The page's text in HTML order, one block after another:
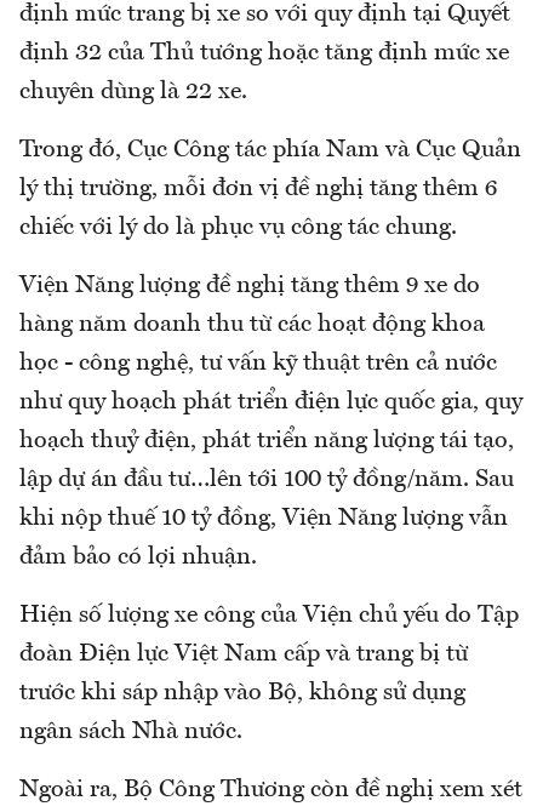
định mức trang bị xe so với quy định tại Quyết
định 32 của Thủ tướng hoặc tăng định mức xe
chuyên dùng là 22 xe.
Trong đó, Cục Công tác phía Nam và Cục Quản
lý thị trường, mỗi đơn vị đề nghị tăng thêm 6
chiếc với lý do là phục vụ công tác chung.
Viện Năng lượng đề nghị tăng thêm 9 xe do
hàng năm doanh thu từ các hoạt động khoa
học - công nghệ, tư vấn kỹ thuật trên cả nước
như quy hoạch phát triển điện lực quốc gia, quy
hoạch thuỷ điện, phát triển năng lượng tái tạo,
lập dự án đầu tư…lên tới 100 tỷ đồng/năm. Sau
khi nộp thuế 10 tỷ đồng, Viện Năng lượng vẫn
đảm bảo có lợi nhuận.
Hiện số lượng xe công của Viện chủ yếu do Tập
đoàn Điện lực Việt Nam cấp và trang bị từ
trước khi sáp nhập vào Bộ, không sử dụng
ngân sách Nhà nước.
Ngoài ra, Bộ Công Thương còn đề nghị xem xét